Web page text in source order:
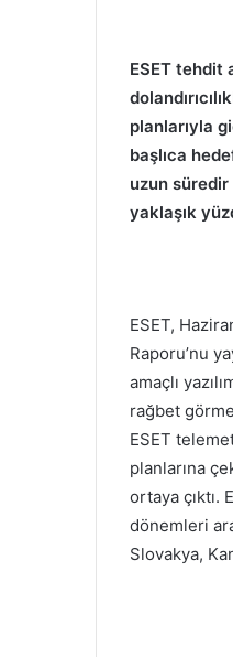
ESET tehdit
planlarıyla
başlıca
uzun süredir
yaklaşık
ESET,
Raporu’nu
amaçlı
rağbet
ESET
planlarına
ortaya çıktı.
dönemleri
Slovakya,